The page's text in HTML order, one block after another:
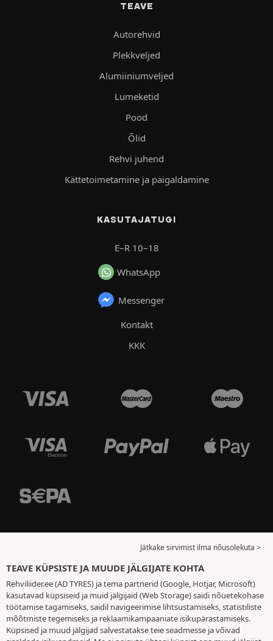
TEAVE
Autorehvid
Plekkveljed
Alumiiniumveljed
Lumeketid
Pood
Õlid
Rehvi juhend
Kättetoimetamine ja paigaldamine
KASUTAJATUGI
E–R 10–18
WhatsApp
Messenger
Kontakt
KKK
Jätkake sirvimist ilma nõusolekuta >
TEAVE KÜPSISTE JA MUUDE JÄLGIJATE KOHTA
Rehviliider.ee (AD TYRES) ja tema partnerid (Google, Hotjar, Microsoft)
kasutavad küpsiseid ja muid jälgijaid (Web Storage) saidi nõuetekohase
töötamise tagamiseks, saidil navigeerimise lihtsustamiseks, statistiliste
mõõtmiste tegemiseks ja reklaamikampaaniate isikupärastamiseks.
Küpsised ja muud jälgijad salvestatakse teie seadmesse ja võivad